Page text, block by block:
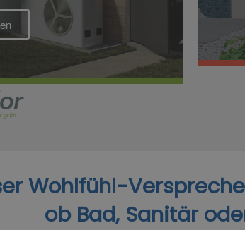
Wohlfühl-
ob Bad, Sanitär